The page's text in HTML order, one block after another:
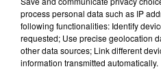
process personal data such as IP
following functionalities: Identify
requested; Use precise geolocation
other data sources; Link different
information transmitted automatically.